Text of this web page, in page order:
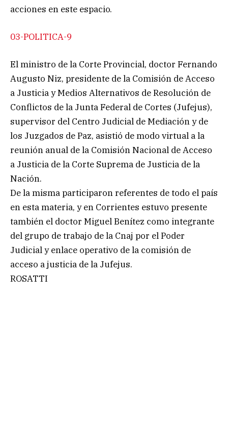
acciones en este espacio.
03-POLITICA-9
El ministro de la Corte Provincial, doctor Fernando
Augusto Niz, presidente de la Comisión de Acceso
a Justicia y Medios Alternativos de Resolución de
Conflictos de la Junta Federal de Cortes (Jufejus),
supervisor del Centro Judicial de Mediación y de
los Juzgados de Paz, asistió de modo virtual a la
reunión anual de la Comisión Nacional de Acceso
a Justicia de la Corte Suprema de Justicia de la
Nación.
De la misma participaron referentes de todo el país
en esta materia, y en Corrientes estuvo presente
también el doctor Miguel Benítez como integrante
del grupo de trabajo de la Cnaj por el Poder
Judicial y enlace operativo de la comisión de
acceso a justicia de la Jufejus.
ROSATTI